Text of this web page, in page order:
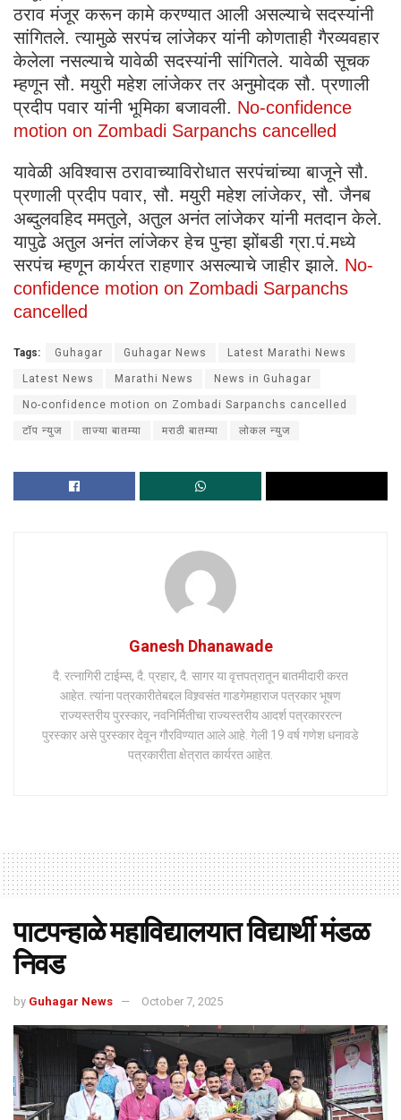
ठराव मंजूर करून कामे करण्यात आली असल्याचे सदस्यांनी
सांगितले. त्यामुळे सरपंच लांजेकर यांनी कोणताही गैरव्यवहार
केलेला नसल्याचे यावेळी सदस्यांनी सांगितले. यावेळी सूचक
म्हणून सौ. मयुरी महेश लांजेकर तर अनुमोदक सौ. प्रणाली
प्रदीप पवार यांनी भूमिका बजावली. No-confidence
motion on Zombadi Sarpanchs cancelled
यावेळी अविश्वास ठरावाच्याविरोधात सरपंचांच्या बाजूने सौ.
प्रणाली प्रदीप पवार, सौ. मयुरी महेश लांजेकर, सौ. जैनब
अब्दुलवहिद ममतुले, अतुल अनंत लांजेकर यांनी मतदान केले.
यापुढे अतुल अनंत लांजेकर हेच पुन्हा झोंबडी ग्रा.पं.मध्ये
सरपंच म्हणून कार्यरत राहणार असल्याचे जाहीर झाले. No-
confidence motion on Zombadi Sarpanchs
cancelled
Tags: Guhagar Guhagar News Latest Marathi News
Latest News Marathi News News in Guhagar
No-confidence motion on Zombadi Sarpanchs cancelled
टॉप न्युज ताज्या बातम्या मराठी बातम्या लोकल न्युज
Ganesh Dhanawade
दै. रत्नागिरी टाईम्स, दै. प्रहार, दै. सागर या वृत्तपत्रातून बातमीदारी करत
आहेत. त्यांना पत्रकारीतेबद्दल विश्र्वसंत गाडगेमहाराज पत्रकार भूषण
राज्यस्तरीय पुरस्कार, नवनिर्मितीचा राज्यस्तरीय आदर्श पत्रकाररत्न
पुरस्कार असे पुरस्कार देवून गौरविण्यात आले आहे. गेली 19 वर्ष गणेश धनावडे
पत्रकारीता क्षेत्रात कार्यरत आहेत.
पाटपन्हाळे महाविद्यालयात विद्यार्थी मंडळ
निवड
by Guhagar News October 7, 2025